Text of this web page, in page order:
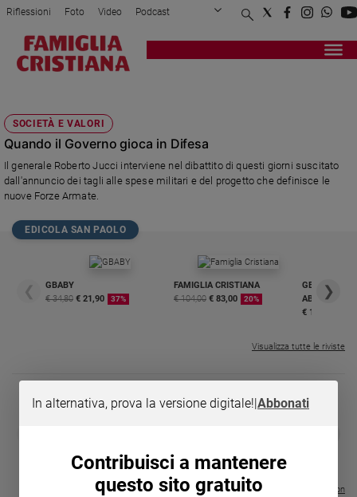
Attualità
Politica
Mondo
Economia
Legalità
giustizia
Sport
Papa
Chiesa
Riflessioni Foto Video Podcast
Privacy Policy Chi siamo
Registrati Redazione
SOCIETÀ E VALORI
Quando il Governo gioca in Difesa
Il generale Roberto Jucci interviene nel dibattito di questi giorni suscitato
dall'annuncio dei tagli alle spese militari e del progetto che definisce le
nuove Forze Armate.
EDICOLA SAN PAOLO
❮
GBABY
€ 34,80 € 21,90 37%
FAMIGLIA CRISTIANA
€ 104,00 € 83,00 20%
GBABY
€ 16,99
❯
Visualizza tutte le riviste
- VOL DA 1 AL 5
€ 64,50
Visualizza tutte le collection
In alternativa, prova la versione digitale!|Abbonati
Contribuisci a mantenere
questo sito gratuito